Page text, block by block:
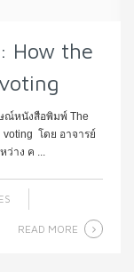
How the
ณ์หนังสือพิมพ์ The
voting โดย อาจารย์
ว่าง ค ...
READ MORE